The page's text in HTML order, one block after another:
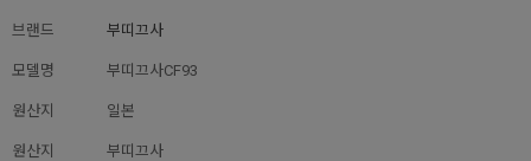
브랜드 부띠끄사
모델명 부띠끄사CF93
원산지 일본
원산지 부띠끄사